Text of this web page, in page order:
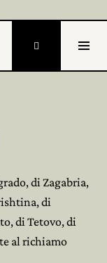


di Zagabria,
di
di Tetovo, di
al richiamo